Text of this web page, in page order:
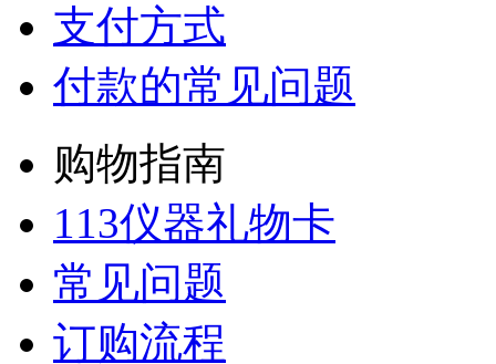
支付方式
付款的常见问题
购物指南
113仪器礼物卡
常见问题
订购流程